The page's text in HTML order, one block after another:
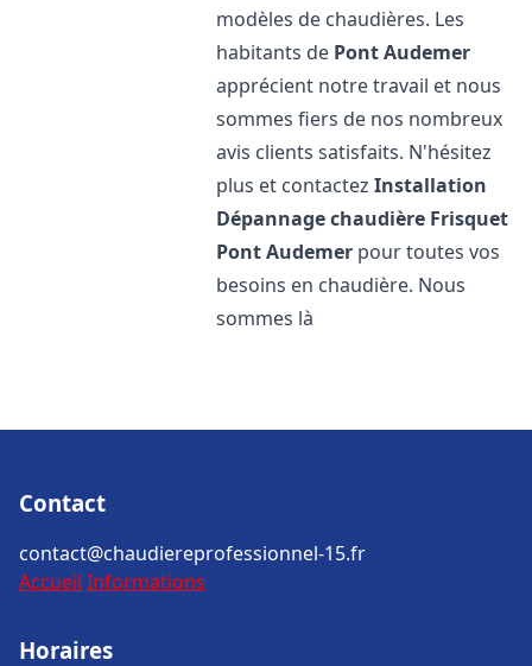
modèles de chaudières. Les
habitants de Pont Audemer
apprécient notre travail et nous
sommes fiers de nos nombreux
avis clients satisfaits. N'hésitez
plus et contactezInstallation
Dépannage chaudière Frisquet
Pont Audemer pour toutes vos
besoins en chaudière. Nous
sommes là
Contact
contact@chaudiereprofessionnel-15.fr
Accueil Informations
Horaires